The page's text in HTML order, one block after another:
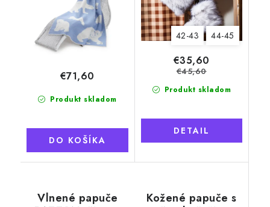
Produkt skladom
€71,60
DO KOŠÍKA
42-43 44-45
Produkt skladom
€35,60
€45,60
DETAIL
Vlnené papuče
Kožené papuče s